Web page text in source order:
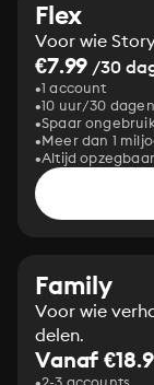
Flex
Voor wie
€7.99 /30
1 account
10 uur/30 dagen
Spaar
Meer dan 1
Altijd opzegbaar
Family
Voor wie
delen.
Vanaf